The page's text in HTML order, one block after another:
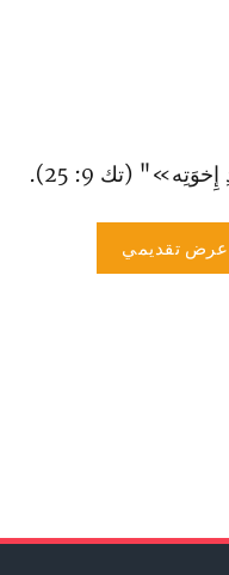
(تك 9: 25).
عرض تقديمي